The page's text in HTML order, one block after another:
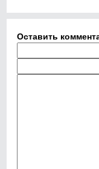
Оставить